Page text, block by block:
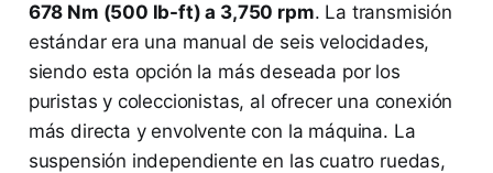
678 Nm (500 lb-ft) a 3,750 rpm. La transmisión
estándar era una manual de seis velocidades,
siendo esta opción la más deseada por los
puristas y coleccionistas, al ofrecer una conexión
más directa y envolvente con la máquina. La
suspensión independiente en las cuatro ruedas,